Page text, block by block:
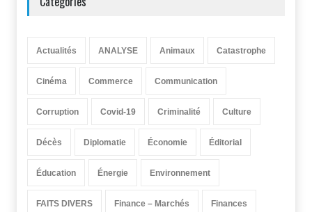
Actualités ANALYSE Animaux Catastrophe
Cinéma Commerce Communication
Corruption Covid-19 Criminalité Culture
Décès Diplomatie Économie Éditorial
Éducation Énergie Environnement
FAITS DIVERS Finance – Marchés Finances